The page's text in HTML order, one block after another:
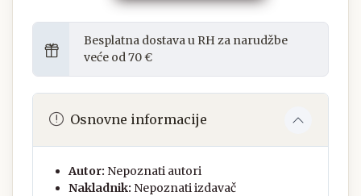
Besplatna dostava u RH za narudžbe
veće od 70 €
Osnovne informacije
Autor: Nepoznati autori
Nakladnik: Nepoznati izdavač